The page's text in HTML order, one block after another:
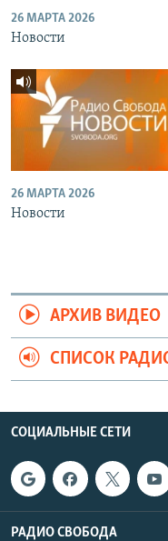
26 МАРТА 2026
Новости
26 МАРТА 2026
Новости
АРХИВ ВИДЕО
СПИСОК
СОЦИАЛЬНЫЕ СЕТИ
РАДИО СВОБОДА